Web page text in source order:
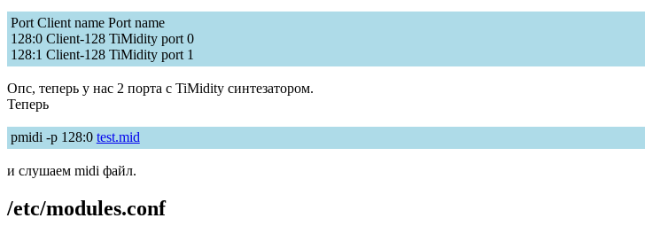
Port Client name Port name
128:0 Client-128 TiMidity port 0
128:1 Client-128 TiMidity port 1
Опс, теперь у нас 2 порта с TiMidity синтезатором.
Теперь
pmidi -p 128:0 test.mid
и слушаем midi файл.
/etc/modules.conf